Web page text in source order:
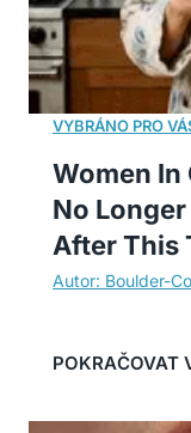
Women In
No
After This